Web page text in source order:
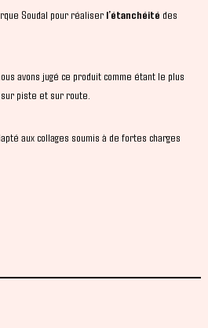
Soudal pour réaliser l’étanchéité des
avons jugé ce produit comme étant le plus
piste et sur route.
aux collages soumis à de fortes charges